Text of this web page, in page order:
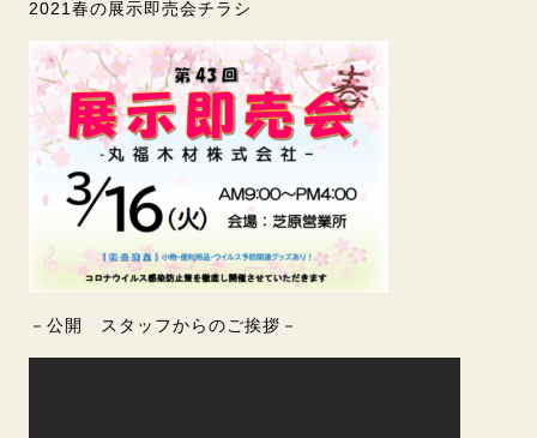
2021春の展示即売会チラシ
－公開 スタッフからのご挨拶－